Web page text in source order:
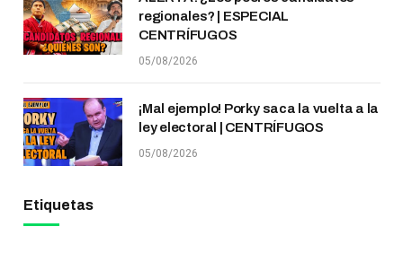
regionales? | ESPECIAL
CENTRÍFUGOS
05/08/2026
¡Mal ejemplo! Porky saca la vuelta a la
ley electoral | CENTRÍFUGOS
05/08/2026
Etiquetas